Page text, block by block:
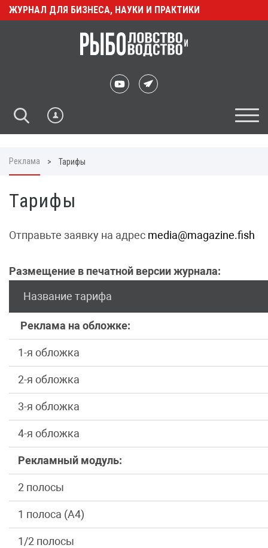
ЖУРНАЛ ДЛЯ БИЗНЕСА, НАУКИ И ПРАКТИКИ
Реклама > Тарифы
Тарифы
Отправьте заявку на адрес media@magazine.fish
Размещение в печатной версии журнала:
Название тарифа
Реклама на обложке:
1-я обложка
2-я обложка
3-я обложка
4-я обложка
Рекламный модуль:
2 полосы
1 полоса (А4)
1/2 полосы